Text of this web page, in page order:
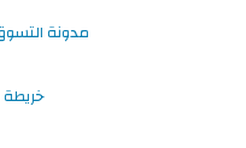
مدونة